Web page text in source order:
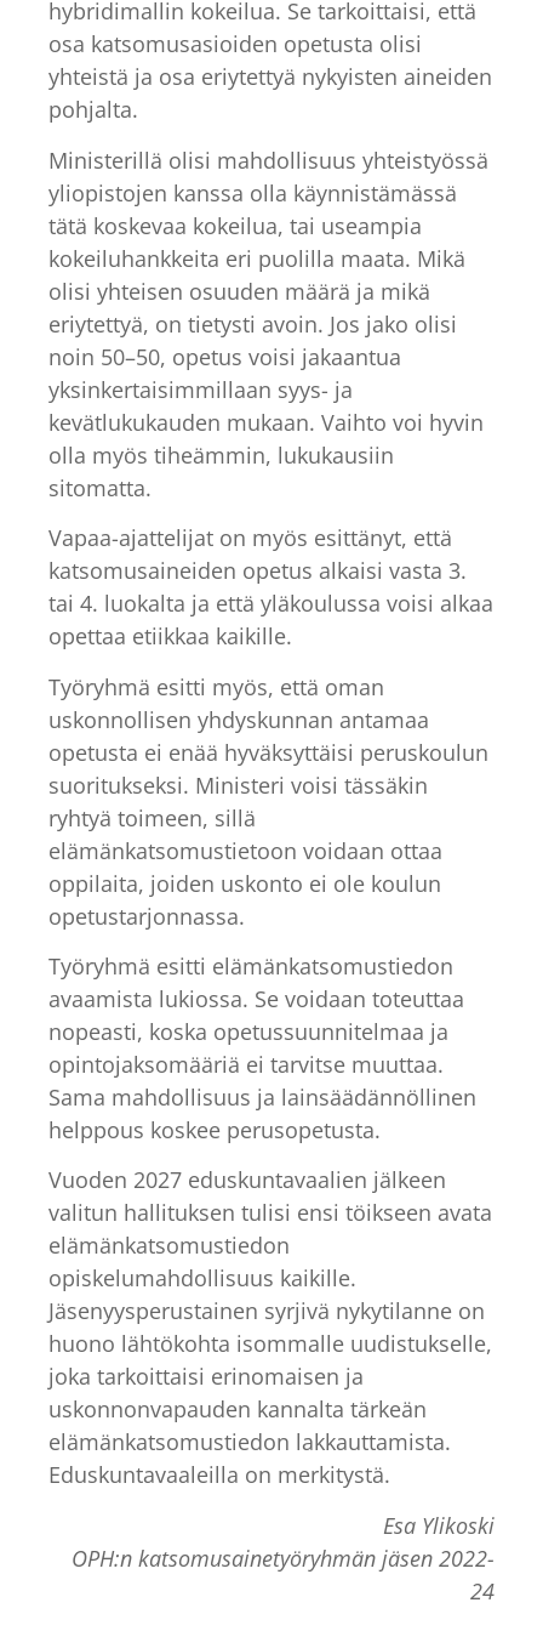
hybridimallin kokeilua. Se tarkoittaisi, että
osa katsomusasioiden opetusta olisi
yhteistä ja osa eriytettyä nykyisten aineiden
pohjalta.
Ministerillä olisi mahdollisuus yhteistyössä
yliopistojen kanssa olla käynnistämässä
tätä koskevaa kokeilua, tai useampia
kokeiluhankkeita eri puolilla maata. Mikä
olisi yhteisen osuuden määrä ja mikä
eriytettyä, on tietysti avoin. Jos jako olisi
noin 50–50, opetus voisi jakaantua
yksinkertaisimmillaan syys- ja
kevätlukukauden mukaan. Vaihto voi hyvin
olla myös tiheämmin, lukukausiin
sitomatta.
Vapaa-ajattelijat on myös esittänyt, että
katsomusaineiden opetus alkaisi vasta 3.
tai 4. luokalta ja että yläkoulussa voisi alkaa
opettaa etiikkaa kaikille.
Työryhmä esitti myös, että oman
uskonnollisen yhdyskunnan antamaa
opetusta ei enää hyväksyttäisi peruskoulun
suoritukseksi. Ministeri voisi tässäkin
ryhtyä toimeen, sillä
elämänkatsomustietoon voidaan ottaa
oppilaita, joiden uskonto ei ole koulun
opetustarjonnassa.
Työryhmä esitti elämänkatsomustiedon
avaamista lukiossa. Se voidaan toteuttaa
nopeasti, koska opetussuunnitelmaa ja
opintojaksomääriä ei tarvitse muuttaa.
Sama mahdollisuus ja lainsäädännöllinen
helppous koskee perusopetusta.
Vuoden 2027 eduskuntavaalien jälkeen
valitun hallituksen tulisi ensi töikseen avata
elämänkatsomustiedon
opiskelumahdollisuus kaikille.
Jäsenyysperustainen syrjivä nykytilanne on
huono lähtökohta isommalle uudistukselle,
joka tarkoittaisi erinomaisen ja
uskonnonvapauden kannalta tärkeän
elämänkatsomustiedon lakkauttamista.
Eduskuntavaaleilla on merkitystä.
Esa Ylikoski
OPH:n katsomusainetyöryhmän jäsen 2022-
24